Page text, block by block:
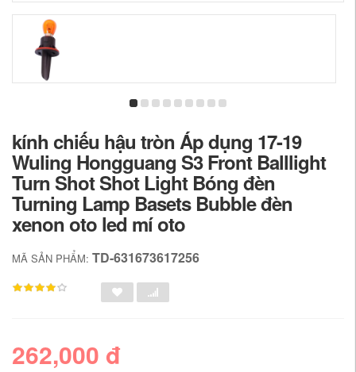
kính chiếu hậu tròn Áp dụng 17-19
Wuling Hongguang S3 Front Balllight
Turn Shot Shot Light Bóng đèn
Turning Lamp Basets Bubble đèn
xenon oto led mí oto
MÃ SẢN PHẨM: TD-631673617256
262,000 đ